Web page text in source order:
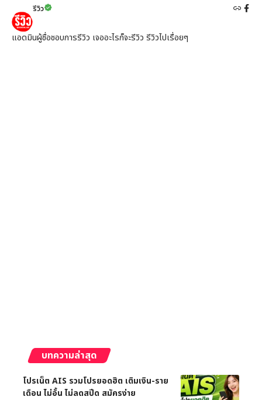
รีวิว
แอดมินผู้ชื่อชอบการรีวิว เจออะไรก็จะรีวิว รีวิวไปเรื่อยๆ
บทความล่าสุด
โปรเน็ต AIS รวมโปรยอดฮิต เติมเงิน-ราย
เดือน ไม่อั้น ไม่ลดสปีด สมัครง่าย